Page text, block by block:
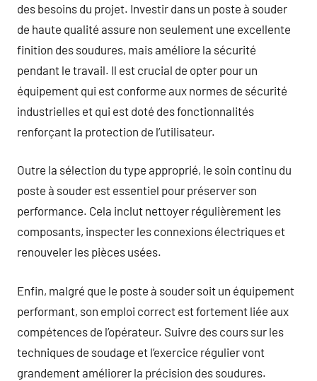
des besoins du projet. Investir dans un poste à souder
de haute qualité assure non seulement une excellente
finition des soudures, mais améliore la sécurité
pendant le travail. Il est crucial de opter pour un
équipement qui est conforme aux normes de sécurité
industrielles et qui est doté des fonctionnalités
renforçant la protection de l’utilisateur.
Outre la sélection du type approprié, le soin continu du
poste à souder est essentiel pour préserver son
performance. Cela inclut nettoyer régulièrement les
composants, inspecter les connexions électriques et
renouveler les pièces usées.
Enfin, malgré que le poste à souder soit un équipement
performant, son emploi correct est fortement liée aux
compétences de l’opérateur. Suivre des cours sur les
techniques de soudage et l’exercice régulier vont
grandement améliorer la précision des soudures.